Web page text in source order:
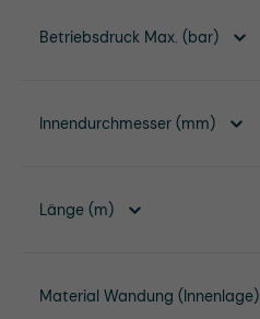
Betriebsdruck Max. (bar)
Innendurchmesser (mm)
Länge (m)
Material Wandung (Innenlage)